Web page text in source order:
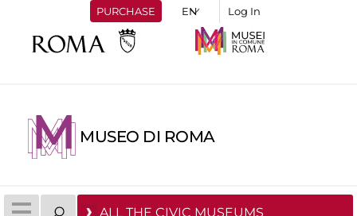
PURCHASE Log In
MUSEO DI ROMA
ALL THE CIVIC MUSEUMS